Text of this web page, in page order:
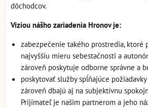
dôchodcov.
Víziou nášho zariadenia Hronov je:
zabezpečenie takého prostredia, ktoré
najvyššiu mieru sebestačnosti a
zároveň poskytuje odborne správne a
poskytovať služby spĺňajúce
zároveň dbajú aj na subjektívnu
Prijímateľ je našim partnerom a jeho